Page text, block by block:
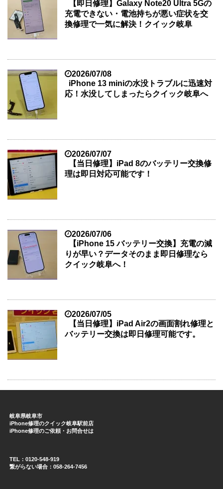
【即日修理】Galaxy Note20 Ultra 5Gの
充電できない・電池持ちが悪い症状を交
換修理で一気に解決！クイック岐阜
2026/07/08
iPhone 13 miniの水没トラブルに迅速対
応！水没してしまったらクイック岐阜へ
2026/07/07
【当日修理】iPad 8のバッテリー交換修
理は即日対応可能です！
2026/07/06
【iPhone 15 バッテリー交換】充電の減
りが早い？データそのまま即日修理なら
クイック岐阜へ！
2026/07/05
【当日修理】iPad Air2の画面割れ修理と
バッテリー交換は即日修理可能です。
岐阜県岐阜市
iPhone修理のクイック岐阜駅前店
iPhone修理のご依頼・お問合せは
TEL：0120-548-919
繋がらない場合：058-264-7456